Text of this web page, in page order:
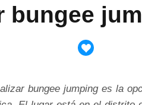
bungee
bungee jumping es la